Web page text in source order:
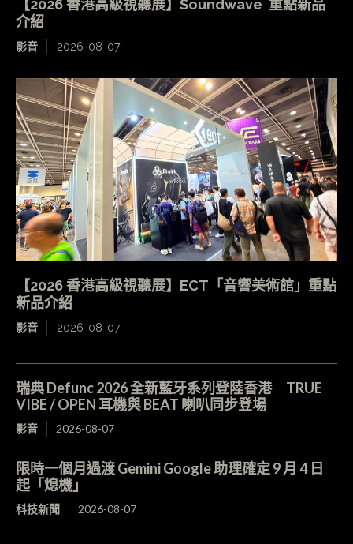
【2026 香港高級視聽展】Soundwave 重點新品
介紹
影音 2026-08-07
【2026 香港高級視聽展】ECT「音響美術館」重點
新品介紹
影音 2026-08-07
瑞典 Defunc 2026 全新藍牙系列登陸香港 TRUE
VIBE / OPEN 耳機與 BEAT 喇叭同步登場
影音 2026-08-07
限時一個月過渡 Gemini Google 助理確定 9 月 4 日
起「熄機」
科技新聞 2026-08-07